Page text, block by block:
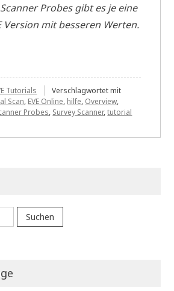
Probes gibt es je eine
Version mit besseren Werten.
Tutorials
Verschlagwortet mit
Scan, EVE Online, hilfe, Overview,
Probes, Survey Scanner,tutorial